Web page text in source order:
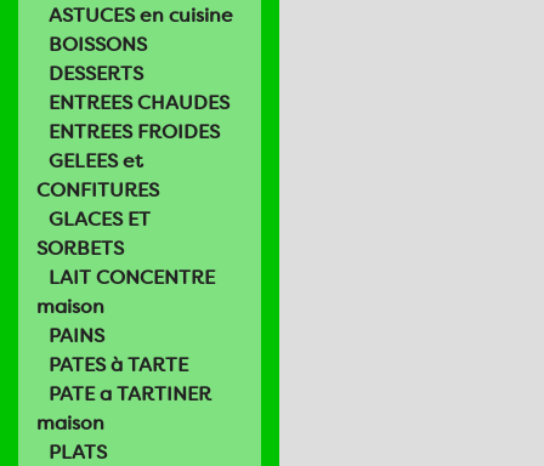
ASTUCES en cuisine
BOISSONS
DESSERTS
ENTREES CHAUDES
ENTREES FROIDES
GELEES et
CONFITURES
GLACES ET
SORBETS
LAIT CONCENTRE
maison
PAINS
PATES à TARTE
PATE a TARTINER
maison
PLATS